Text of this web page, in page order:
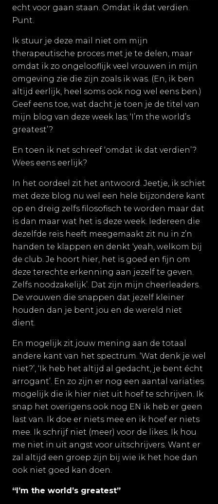
echt voor gaan staan. Omdat ik dat verdien.
Punt.
Ik stuur je deze mail niet om mijn
therapeutische proces met je te delen, maar
omdat ik zo ongelooflijk veel vrouwen in mijn
omgeving zie die zijn zoals ik was. (En, ik ben
altijd eerlijk, heel soms ook nog wel eens ben.)
Geef eens toe, wat dacht je toen je de titel van
mijn blog van deze week las; ‘I’m the world’s
greatest’?
En toen ik net schreef ‘omdat ik dat verdien’?
Wees eens eerlijk?
In het oordeel zit het antwoord. Jeetje, ik schiet
met deze blog nu wel een hele bijzondere kant
op en dreig zelfs filosofisch te worden maar dat
is dan maar wat het is deze week. Iedereen die
dezelfde reis heeft meegemaakt zit nu in z’n
handen te klappen en denkt ‘yeah, welkom bij
de club. Je hoort hier, het is goed en fijn om
deze terechte erkenning aan jezelf te geven.
Zelfs noodzakelijk’. Dat zijn mijn cheerleaders.
De vrouwen die snappen dat jezelf kleiner
houden dan je bent jou en de wereld niet
dient.
En mogelijk zit jouw mening aan de totaal
andere kant van het spectrum. ‘Wat denk je wel
niet?’, ‘Ik heb het altijd al gedacht, je bent écht
arrogant’. En zo zijn er nog een aantal variaties
mogelijk die ik hier niet uit hoef te schrijven. Ik
snap het overigens ook nog EN ik heb er geen
last van. Ik doe er niets mee en ik hoef er niets
mee. Ik schrijf niet (meer) voor de likes. Ik hou
me niet in uit angst voor uitschrijvers. Want er
zal altijd een groep zijn bij wie ik het hoe dan
ook niet goed kan doen.
“I’m the world’s greatest”